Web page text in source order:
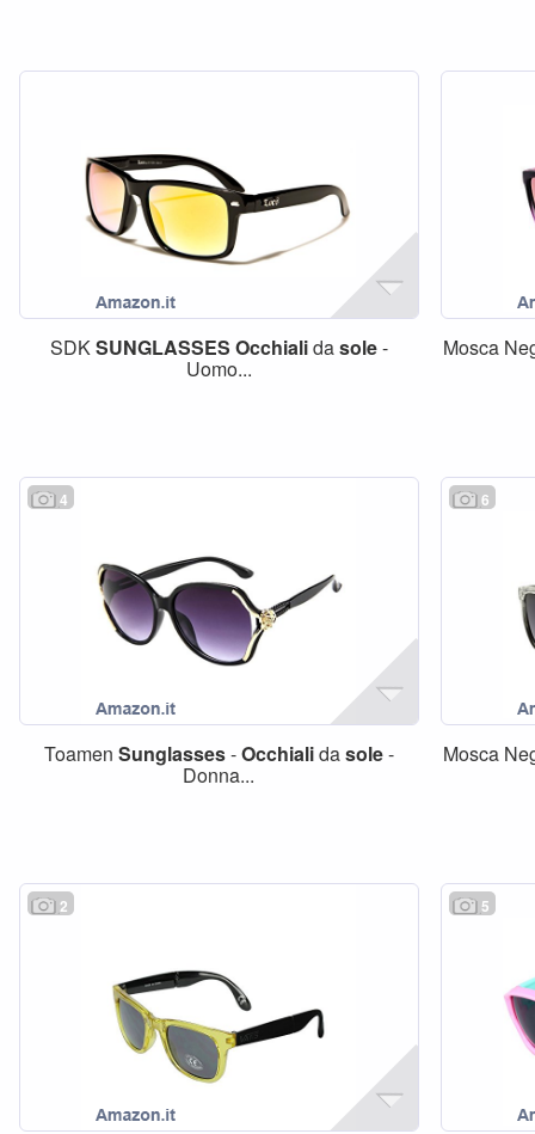
SDKSUNGLASSES Occhialidasole-
Uomo...
Mosca
4
Toamen Sunglasses-Occhialidasole-
Donna...
6
Mosca
2 5